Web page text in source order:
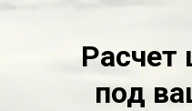
Расчет
под